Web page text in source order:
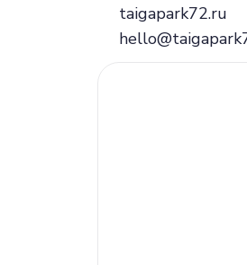
taigapark72.ru